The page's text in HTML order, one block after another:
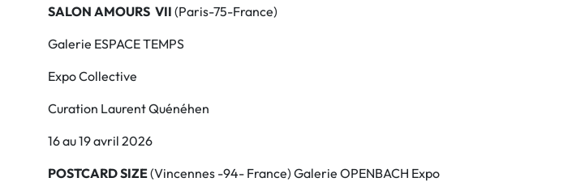
SALON AMOURS VII (Paris-75-France)
Galerie ESPACE TEMPS
Expo Collective
Curation Laurent Quénéhen
16 au 19 avril 2026
POSTCARD SIZE(Vincennes -94- France) Galerie OPENBACH Expo